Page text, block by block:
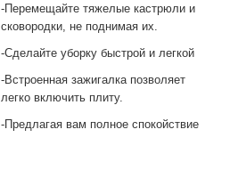
-Перемещайте тяжелые кастрюли и
сковородки, не поднимая их.
-Сделайте уборку быстрой и легкой
-Встроенная зажигалка позволяет
легко включить плиту.
-Предлагая вам полное спокойствие